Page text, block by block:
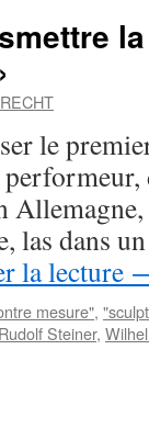
le
las dans
la lecture
mesure",
Rudolf Steiner,